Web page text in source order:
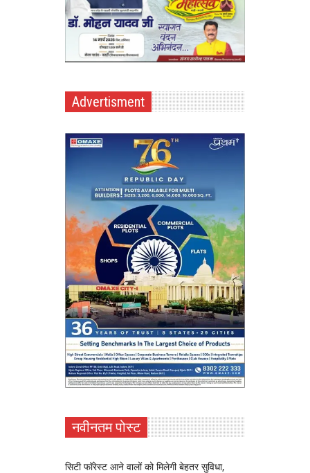
Advertisment
नवीनतम पोस्ट
सिटी फॉरेस्ट आने वालों को मिलेगी बेहतर सुविधा,